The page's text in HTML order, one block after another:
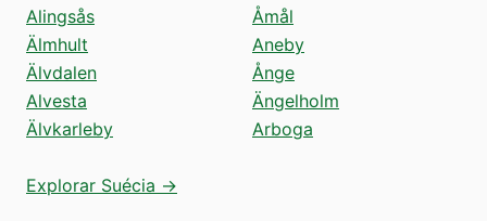
Alingsås
Älmhult
Älvdalen
Alvesta
Älvkarleby
Åmål
Aneby
Ånge
Ängelholm
Arboga
Explorar Suécia →